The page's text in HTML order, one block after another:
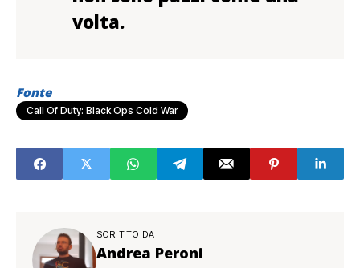
volta.
Fonte
Call Of Duty: Black Ops Cold War
SCRITTO DA
Andrea Peroni